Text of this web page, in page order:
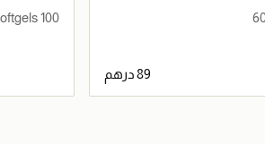
100 Chewable Softgels